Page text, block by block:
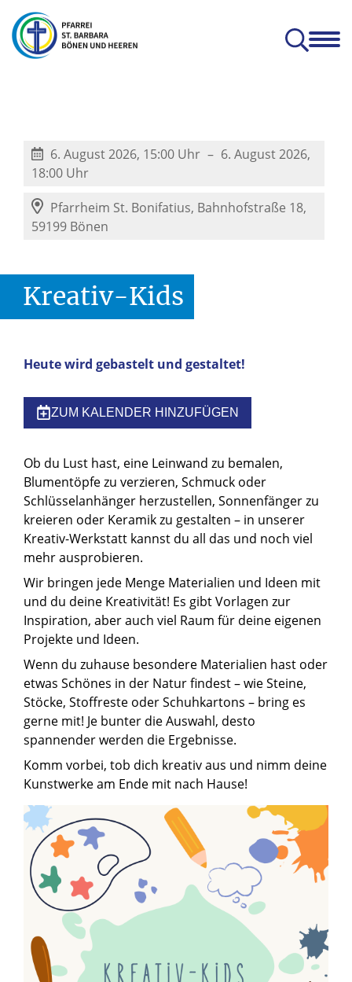
6. August 2026, 15:00 Uhr
6. August 2026,
18:00 Uhr
Pfarrheim St. Bonifatius, Bahnhofstraße 18,
59199 Bönen
Kreativ-Kids
Heute wird gebastelt und gestaltet!
ZUM KALENDER HINZUFÜGEN
Ob du Lust hast, eine Leinwand zu bemalen,
Blumentöpfe zu verzieren, Schmuck oder
Schlüsselanhänger herzustellen, Sonnenfänger zu
kreieren oder Keramik zu gestalten – in unserer
Kreativ-Werkstatt kannst du all das und noch viel
mehr ausprobieren.
Wir bringen jede Menge Materialien und Ideen mit
und du deine Kreativität! Es gibt Vorlagen zur
Inspiration, aber auch viel Raum für deine eigenen
Projekte und Ideen.
Wenn du zuhause besondere Materialien hast oder
etwas Schönes in der Natur findest – wie Steine,
Stöcke, Stoffreste oder Schuhkartons – bring es
gerne mit! Je bunter die Auswahl, desto
spannender werden die Ergebnisse.
Komm vorbei, tob dich kreativ aus und nimm deine
Kunstwerke am Ende mit nach Hause!